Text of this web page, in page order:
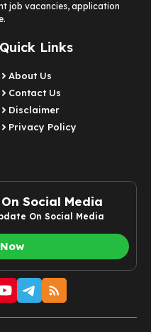
job vacancies, application
Quick Links
About Us
Contact Us
Disclaimer
Privacy Policy
Social Media
On Social Media